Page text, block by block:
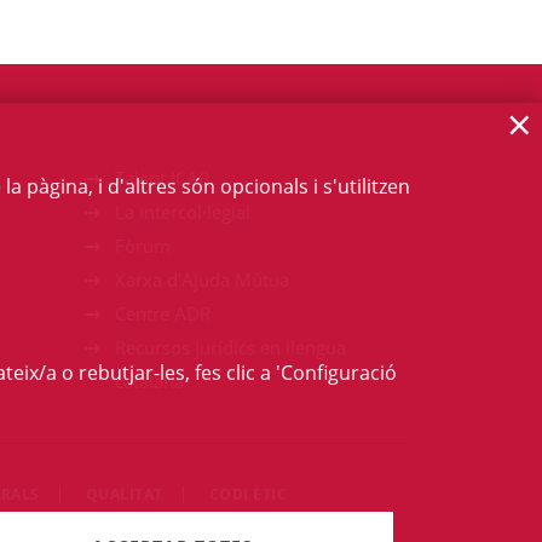
Talent ICAB
catalana
pàgina, i d'altres són opcionals i s'utilitzen
a o rebutjar-les, fes clic a 'Configuració
×